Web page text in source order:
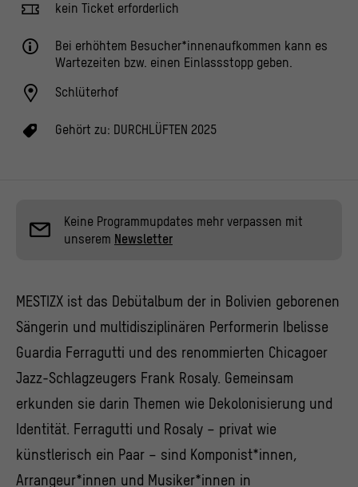
kein Ticket erforderlich
Bei erhöhtem Besucher*innenaufkommen kann es
Wartezeiten bzw. einen Einlassstopp geben.
Schlüterhof
Gehört zu: DURCHLÜFTEN 2025
Keine Programmupdates mehr verpassen mit
unserem Newsletter
MESTIZX ist das Debütalbum der in Bolivien geborenen
Sängerin und multidisziplinären Performerin Ibelisse
Guardia Ferragutti und des renommierten Chicagoer
Jazz-Schlagzeugers Frank Rosaly. Gemeinsam
erkunden sie darin Themen wie Dekolonisierung und
Identität. Ferragutti und Rosaly – privat wie
künstlerisch ein Paar – sind Komponist*innen,
Arrangeur*innen und Musiker*innen in